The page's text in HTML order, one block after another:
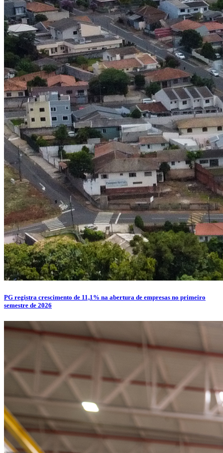
PG registra crescimento de 11,1% na abertura de empresas no primeiro
semestre de 2026